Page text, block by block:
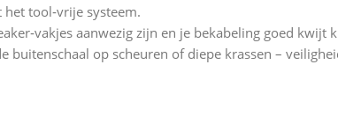
tool‑vrije systeem.
aanwezig zijn en je bekabeling goed kwijt
op scheuren of diepe krassen –